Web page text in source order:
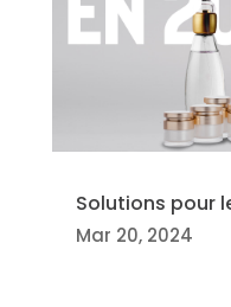
Solutions pour
Mar 20, 2024